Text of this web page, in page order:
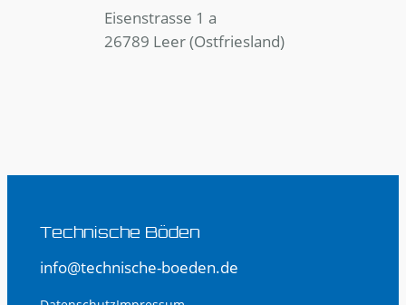
Eisenstrasse 1 a
26789 Leer (Ostfriesland)
Technische Böden
info@technische-boeden.de